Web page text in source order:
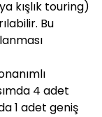
kışlık touring)
Bu
4 adet
1 adet geniş